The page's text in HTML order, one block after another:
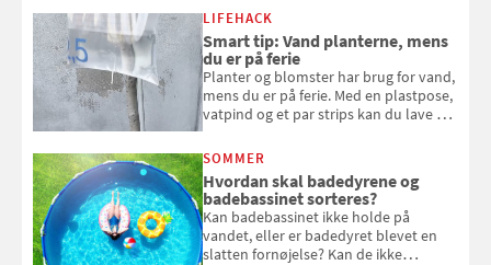
kan bruge dine hindbær i alt fra
bagværk og salater til is og syltning.
LIFEHACK
Smart tip: Vand planterne, mens
du er på ferie
Planter og blomster har brug for vand,
mens du er på ferie. Med en plastpose,
vatpind og et par strips kan du lave dit
at bede naboen om at vande eller
komme hjem til døde planter
SOMMER
Hvordan skal badedyrene og
badebassinet sorteres?
Kan badebassinet ikke holde på
vandet, eller er badedyret blevet en
slatten fornøjelse? Kan de ikke